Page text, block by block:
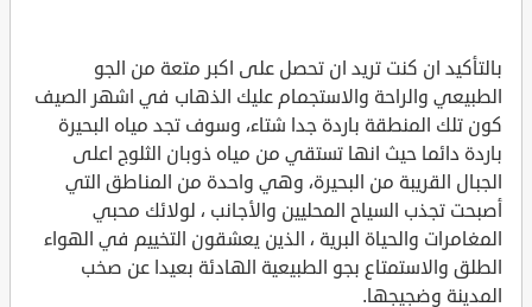
بالتأكيد ان كنت تريد ان تحصل على اكبر متعة من الجو
الطبيعي والراحة والاستجمام عليك الذهاب في اشهر الصيف
كون تلك المنطقة باردة جدا شتاء، وسوف تجد مياه البحيرة
باردة دائما حيث انها تستقي من مياه ذوبان الثلوج اعلى
الجبال القريبة من البحيرة، وهي واحدة من المناطق التي
أصبحت تجذب السياح المحليين والأجانب ، لولائك محبي
المغامرات والحياة البرية ، الذين يعشقون التخييم في الهواء
الطلق والاستمتاع بجو الطبيعية الهادئة بعيدا عن صخب
المدينة وضجيجها.